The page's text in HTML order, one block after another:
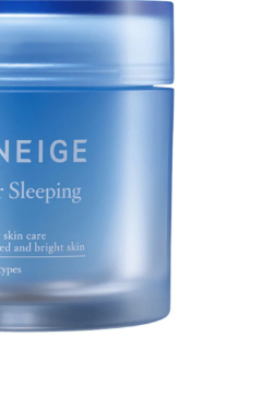
องออกมา แผ่นมาส์กเค้าทำได้
บเซรั่มที่เหลือในซองก่อนนะ
การรอให้เซรั่มซึมลงผิว
ากทุกคน ได้เห็นหน้าตัวเอง
ละที่สำคัญวันรุ่งขึ้นตื่นเช้ามา
อยมาส์กอีก ฟีลก็คือยังดีเสมอ
ใสขนาดนั้น เพราะลองไปแค่